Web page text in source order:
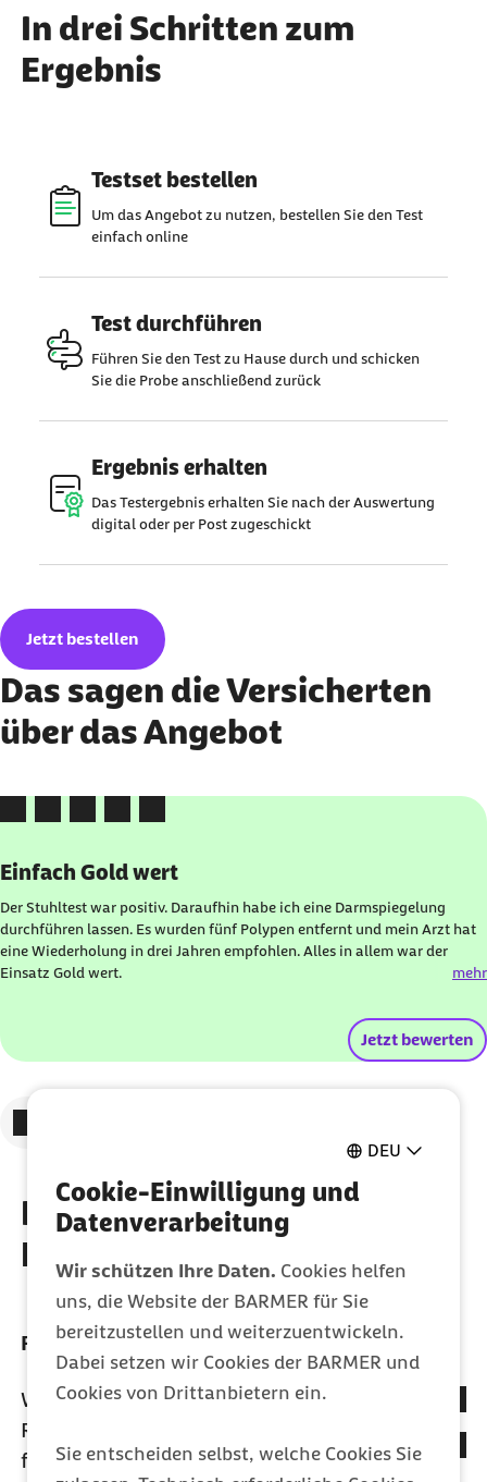
DEU
Cookie-Einwilligung und
Datenverarbeitung
Wir schützen Ihre Daten. Cookies helfen
uns, die Website der BARMER für Sie
bereitzustellen und weiterzuentwickeln.
Dabei setzen wir Cookies der BARMER und
Cookies von Drittanbietern ein.
Sie entscheiden selbst, welche Cookies Sie
In drei Schritten zum
Ergebnis
Testset bestellen
Um das Angebot zu nutzen, bestellen Sie den Test
einfach online
Test durchführen
Führen Sie den Test zu Hause durch und schicken
Sie die Probe anschließend zurück
Ergebnis erhalten
Das Testergebnis erhalten Sie nach der Auswertung
digital oder per Post zugeschickt
Jetzt bestellen
Das sagen die Versicherten
über das Angebot
Karussell mit 5 Elementen
Element 1 von 5
Einfach Gold wert
Der Stuhltest war positiv. Daraufhin habe ich eine Darmspiegelung
durchführen lassen. Es wurden fünf Polypen entfernt und mein Arzt hat
eine Wiederholung in drei Jahren empfohlen. Alles in allem war der
Einsatz Gold wert.
mehr
externer Link:
Jetzt bewerten
Häufige Fragen zur
Darmkrebsvorsorge
Fragen zum Test
Wie sicher ist der Stuhltest?
Der immunologische Stuhltest (iFOBT -
immunochemical fecal occult blood test misst
Reicht der Test aus, um Darmkrebs
festzustellen?